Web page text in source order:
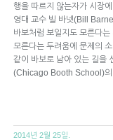
행을 따르지 않는자가 시장
영대 교수 빌 바넷(Bill
바보처럼 보일지도 모른다
모른다는 두려움에 문제의
같이 바보로 남아 있는 길을
(Chicago Booth School)의
2014년 2월 25일.